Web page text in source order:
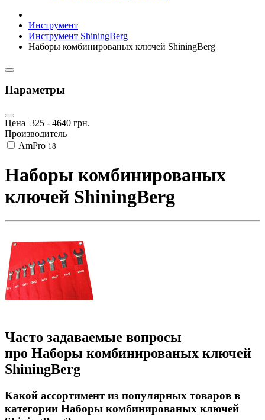
Инструмент
Инструмент ShiningBerg
Наборы комбинированых ключей ShiningBerg
Параметры
Цена 325 - 4640 грн.
Производитель
AmPro 18
Наборы комбинированых
ключей ShiningBerg
Часто задаваемые вопросы
про Наборы комбинированых ключей
ShiningBerg
Какой ассортимент из популярных товаров в
категории Наборы комбинированых ключей